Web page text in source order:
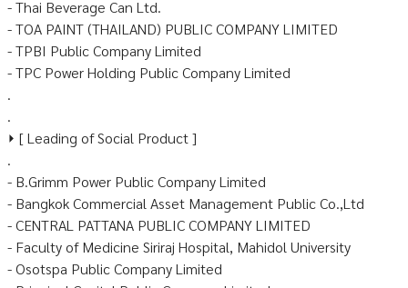
- Thai Beverage Can Ltd.
- TOA PAINT (THAILAND) PUBLIC COMPANY LIMITED
- TPBI Public Company Limited
- TPC Power Holding Public Company Limited
.
.
⏵ [ Leading of Social Product ]
.
- B.Grimm Power Public Company Limited
- Bangkok Commercial Asset Management Public Co.,Ltd
- CENTRAL PATTANA PUBLIC COMPANY LIMITED
- Faculty of Medicine Siriraj Hospital, Mahidol University
- Osotspa Public Company Limited